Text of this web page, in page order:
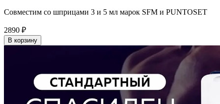
Совместим со шприцами 3 и 5 мл марок SFM и PUNTOSET
2890 ₽
В корзину